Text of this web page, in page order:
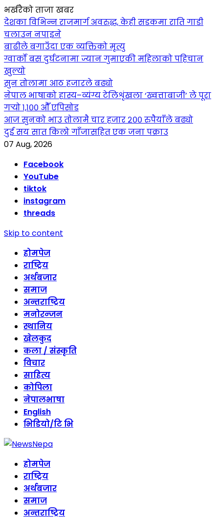
भर्खरैको ताजा खबर
देशका विभिन्न राजमार्ग अवरुद्ध, केही सडकमा राति गाडी
चलाउन नपाइने
बाढीले बगाउँदा एक व्यक्तिको मृत्यु
ग्वार्को बस दुर्घटनामा ज्यान गुमाएकी महिलाको पहिचान
खुल्यो
सुन तोलामा आठ हजारले बढ्यो
नेपाल भाषाको हास्य–व्यंग्य टेलिशृंखला ‘ख्वत्ताबाजी’ ले पूरा
गर्‍यो १,१०० औँ एपिसोड
आज सुनको भाउ तोलामै चार हजार २०० रुपैयाँले बढ्यो
दुई सय सात किलो गाँजासहित एक जना पक्राउ
07 Aug, 2026
Facebook
YouTube
tiktok
instagram
threads
Skip to content
होमपेज
राष्ट्रिय
अर्थबजार
समाज
अन्तराष्ट्रिय
मनोरन्जन
स्थानिय
खेलकुद
कला / संस्कृति
विचार
साहित्य
कोपिला
नेपालभाषा
English
भिडियो/टि भि
होमपेज
राष्ट्रिय
अर्थबजार
समाज
अन्तराष्ट्रिय